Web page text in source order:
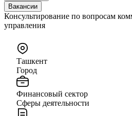
Вакансии
Консультирование по вопросам
управления
Ташкент
Город
Финансовый сектор
Сферы деятельности